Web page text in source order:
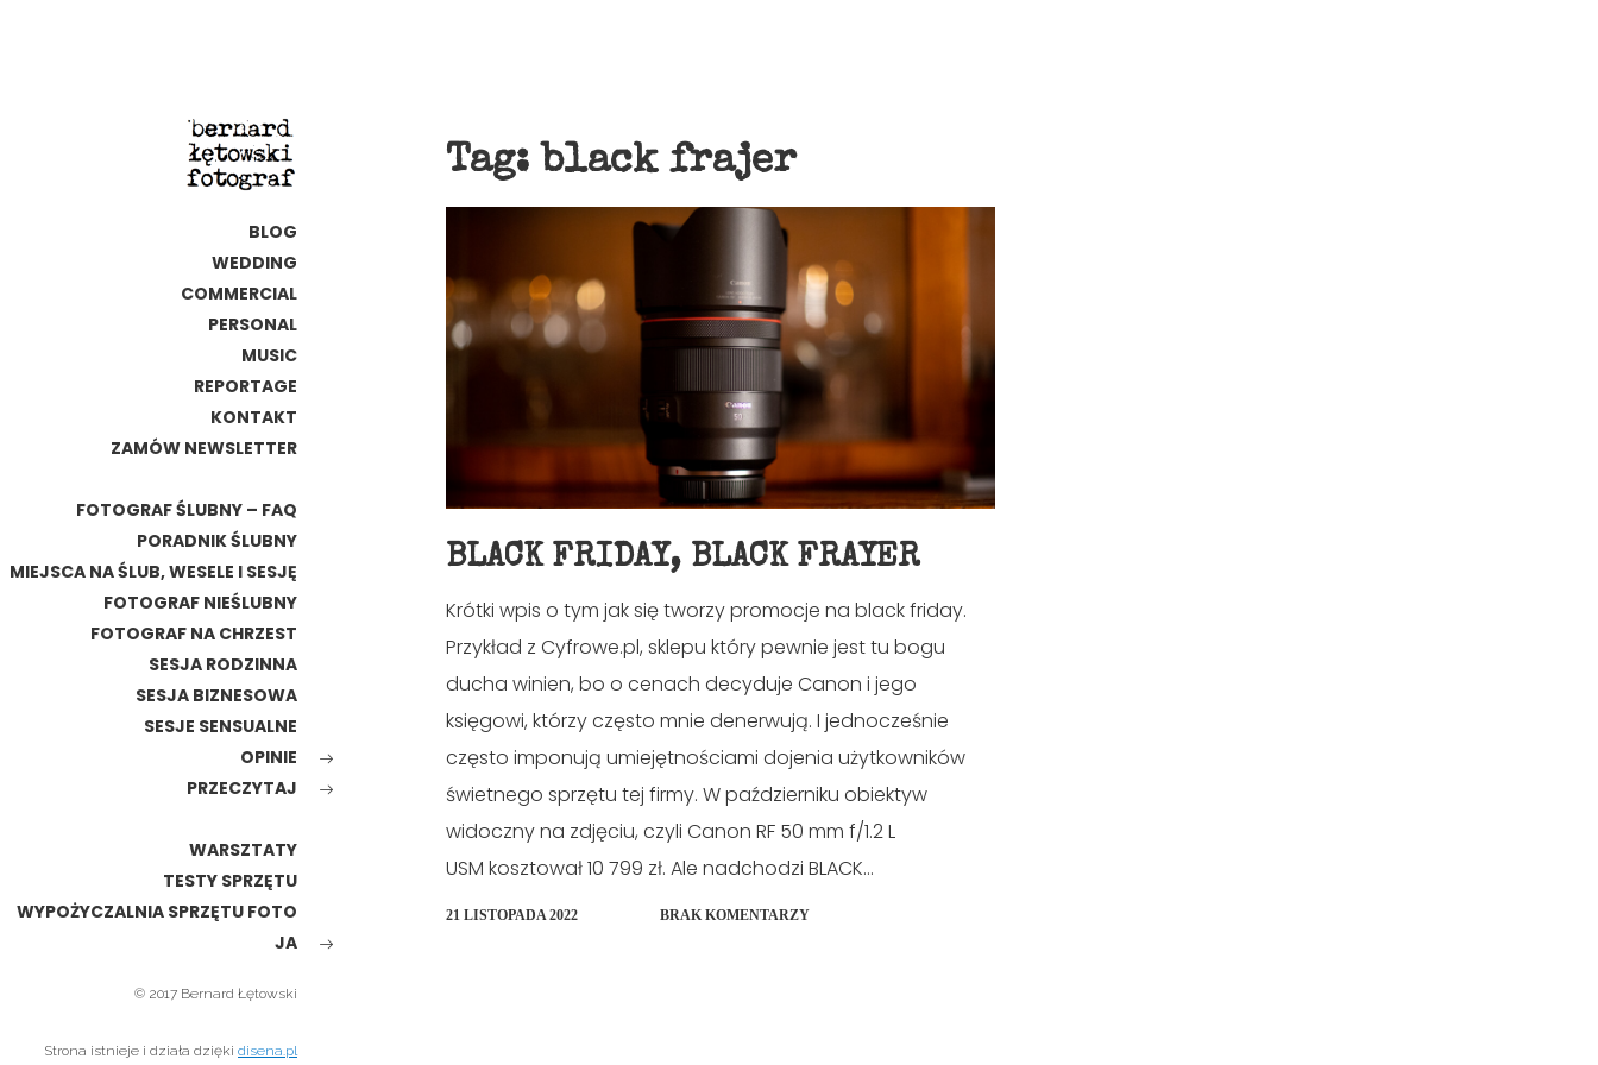
BLOG
WEDDING
COMMERCIAL
PERSONAL
MUSIC
REPORTAGE
KONTAKT
ZAMÓW NEWSLETTER
FOTOGRAF ŚLUBNY – FAQ
PORADNIK ŚLUBNY
MIEJSCA NA ŚLUB, WESELE I SESJĘ
FOTOGRAF NIEŚLUBNY
FOTOGRAF NA CHRZEST
SESJA RODZINNA
SESJA BIZNESOWA
SESJE SENSUALNE
OPINIE
PRZECZYTAJ
WARSZTATY
TESTY SPRZĘTU
WYPOŻYCZALNIA SPRZĘTU FOTO
JA
© 2017 Bernard Łętowski
Strona istnieje i działa dzięki disena.pl
Tag: black frajer
BLACK FRIDAY, BLACK FRAYER
Krótki wpis o tym jak się tworzy promocje na black friday.
Przykład z Cyfrowe.pl, sklepu który pewnie jest tu bogu
ducha winien, bo o cenach decyduje Canon i jego
księgowi, którzy często mnie denerwują. I jednocześnie
często imponują umiejętnościami dojenia użytkowników
świetnego sprzętu tej firmy. W październiku obiektyw
widoczny na zdjęciu, czyli Canon RF 50 mm f/1.2 L
USM kosztował 10 799 zł. Ale nadchodzi BLACK...
21 LISTOPADA 2022 BRAK KOMENTARZY